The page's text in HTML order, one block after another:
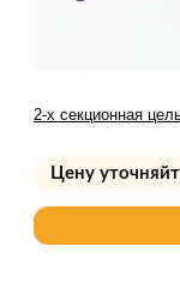
2-х секционная
Цену